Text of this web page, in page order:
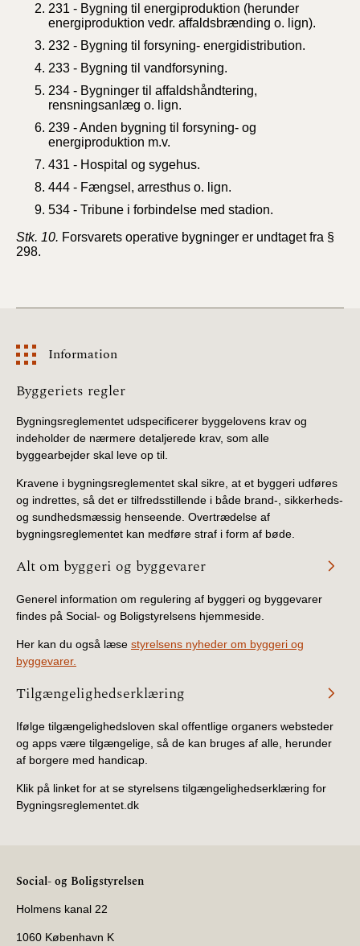
231 - Bygning til energiproduktion (herunder
energiproduktion vedr. affaldsbrænding o. lign).
232 - Bygning til forsyning- energidistribution.
233 - Bygning til vandforsyning.
234 - Bygninger til affaldshåndtering,
rensningsanlæg o. lign.
239 - Anden bygning til forsyning- og
energiproduktion m.v.
431 - Hospital og sygehus.
444 - Fængsel, arresthus o. lign.
534 - Tribune i forbindelse med stadion.
Stk. 10. Forsvarets operative bygninger er undtaget fra §
298.
Information
Information
Byggeriets regler
Bygningsreglementet udspecificerer byggelovens krav og
indeholder de nærmere detaljerede krav, som alle
byggearbejder skal leve op til.
Kravene i bygningsreglementet skal sikre, at et byggeri udføres
og indrettes, så det er tilfredsstillende i både brand-, sikkerheds-
og sundhedsmæssig henseende. Overtrædelse af
bygningsreglementet kan medføre straf i form af bøde.
Alt om byggeri og byggevarer
Generel information om regulering af byggeri og byggevarer
findes på Social- og Boligstyrelsens hjemmeside.
Her kan du også læse styrelsens nyheder om byggeri og
byggevarer.
Tilgængelighedserklæring
Ifølge tilgængelighedsloven skal offentlige organers websteder
og apps være tilgængelige, så de kan bruges af alle, herunder
af borgere med handicap.
Klik på linket for at se styrelsens tilgængelighedserklæring for
Bygningsreglementet.dk
Social- og Boligstyrelsen
Holmens kanal 22
1060 København K